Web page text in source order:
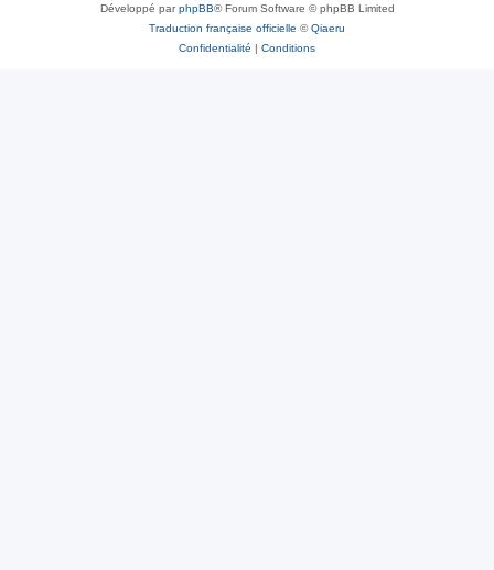
Développé parphpBB® Forum Software © phpBB Limited
Traduction française officielle ©Qiaeru
Confidentialité
Conditions